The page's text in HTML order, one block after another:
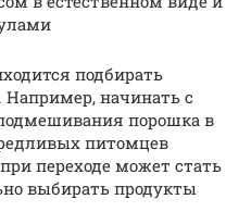
подбирать
начинать с
порошка в
питомцев
переходе может стать
выбирать продукты